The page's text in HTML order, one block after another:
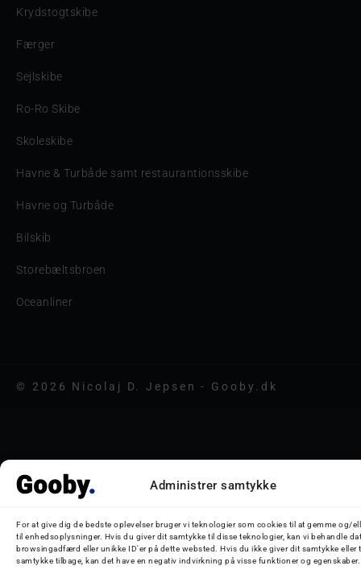
Administrer samtykke
For at give dig de bedste oplevelser bruger vi teknologier som cookies til at gemme og/
til enhedsoplysninger. Hvis du giver dit samtykke til disse teknologier, kan vi behandle
browsingadfærd eller unikke ID'er på dette websted. Hvis du ikke giver dit samtykke eller
samtykke tilbage, kan det have en negativ indvirkning på visse funktioner og egenskaber.
Krydstogtskibe
Færger
Sejlskibe
Ro-Ro Skibe
Skoleskibe
Havne & Turbåde samt restaurantionsskibe
Havne og Turbåde
Bilskib
Storebæltsbroen
Oceanliner
© 2026 Nicolaj D. Jepsen - Gooby.dk